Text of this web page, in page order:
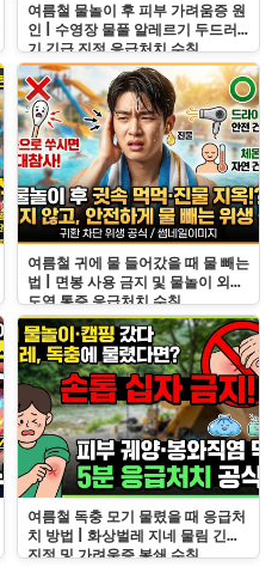
여름철 물놀이 후 피부 가려움증 원
인 | 수영장 물풀 알레르기 두드러
기 긴급 진정 응급처치 수칙
여름철 귀에 물 들어갔을 때 물 빼는
법 | 면봉 사용 금지 및 물놀이 외이
도염 통증 응급처치 수칙
여름철 독충 모기 물렸을 때 응급처
치 방법 | 화상벌레 지네 물림 긴급
진정 및 가려움증 봉쇄 수칙